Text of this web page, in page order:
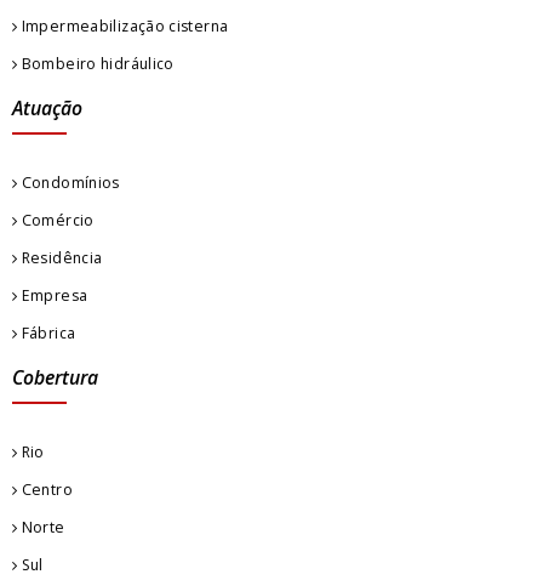
Impermeabilização cisterna
Bombeiro hidráulico
Atuação
Condomínios
Comércio
Residência
Empresa
Fábrica
Cobertura
Rio
Centro
Norte
Sul